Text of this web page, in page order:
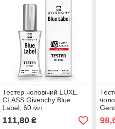
Тестер чоловічий LUXE
CLASS Givenchy Blue
Label, 60 мл
111,80₴